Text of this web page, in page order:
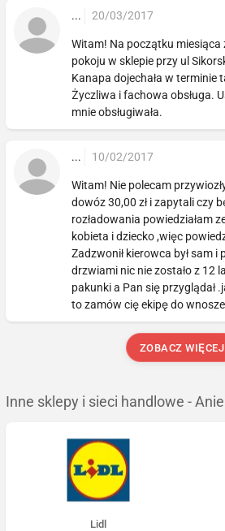
... 20/03/2017
Witam! Na początku miesiąca
pokoju w sklepie przy ul
Kanapa dojechała w terminie
Życzliwa i fachowa obsługa.
mnie obsługiwała.
... 10/02/2017
Witam! Nie polecam
dowóz 30,00 zł i zapytali czy
rozładowania powiedziałam
kobieta i dziecko ,więc
Zadzwonił kierowca był sam i
drzwiami nic nie zostało z 12
pakunki a Pan się przyglądał
to zamów cię ekipę do
ZOBACZ WIĘCEJ
Inne sklepy i sieci handlowe -
Lidl